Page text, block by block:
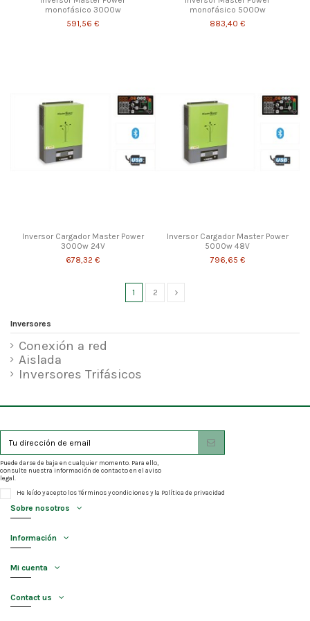
monofásico 3000w
591,56 €
monofásico 5000w
883,40 €
Inversor Cargador Master Power
3000w 24V
678,32 €
Inversor Cargador Master Power
5000w 48V
796,65 €
1 2
Inversores
Conexión a red
Aislada
Inversores Trifásicos
Puede darse de baja en cualquier momento. Para ello,
consulte nuestra información de contacto en el aviso
legal.
He leído y acepto losTérminos y condicionesy la Política de privacidad
Sobre nosotros
Información
Mi cuenta
Contact us